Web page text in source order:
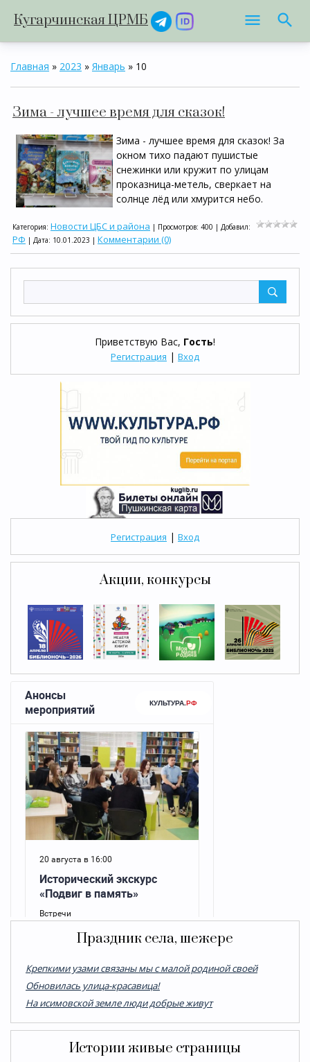
Кугарчинская ЦРМБ
Приветствую Вас, Гость!
Регистрация | Вход
Регистрация | Вход
Акции, конкурсы
Праздник села, шежере
Крепкими узами связаны мы с малой родиной своей
Обновилась улица-красавица!
На исимовской земле люди добрые живут
Истории живые страницы
Главная » 2023 » Январь » 10
Зима - лучшее время для сказок!
Зима - лучшее время для сказок! За
окном тихо падают пушистые
снежинки или кружит по улицам
проказница-метель, сверкает на
солнце лёд или хмурится небо.
Категория: Новости ЦБС и района | Просмотров: 400 | Добавил:
РФ | Дата: 10.01.2023 | Комментарии (0)